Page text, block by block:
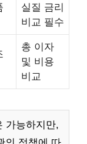
실질 금리
비교 필수
총 이자
및 비용
비교
가능하지만,